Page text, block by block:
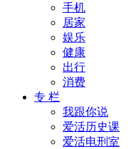
手机
居家
娱乐
健康
出行
消费
专 栏
我跟你说
爱活历史课
爱活电刑室